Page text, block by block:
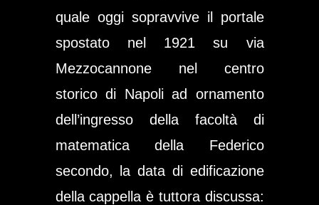
quale oggi sopravvive il portale
spostato nel 1921 su via
Mezzocannonenel centro
storico di Napoliad ornamento
dell’ingresso della facoltà di
matematica della Federico
secondo, la data di edificazione
della cappella è tuttora discussa: